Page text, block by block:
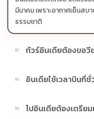
มีนาคม เพราะอากาศเย็นสบ
ธรรมชาติ
02 ทัวร์อินเดียต้องขอวี
คนไทยต้องขอวีซ่าอินเดีย
Visa ซึ่งสะดวกและใช้เวลาไม่
03 อินเดียใช้เวลาบินกี่ชั่
จากประเทศไทยไปอินเดีย
ปลายทางและสายการบิน
04 ไปอินเดียต้องเตรีย